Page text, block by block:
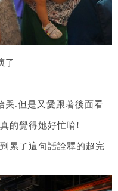
了
哭.但是又愛跟著後面看
的覺得她好忙唷!
累了這句話詮釋的超完